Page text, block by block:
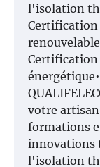
l'isolation
Certification
Certification
votre
formations
innovations
l'isolation